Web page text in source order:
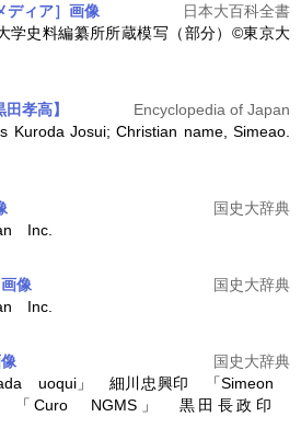
ィア］ 画像
日本大百科全書
史料編纂所所蔵模写（部分）©東京大
孝高】
Encyclopedia of Japan
Kuroda Josui; Christian name, Simeao.
国史大辞典
Inc.
画像
国史大辞典
Inc.
国史大辞典
uoqui」 細川忠興印 「Simeon
「Curo NGMS」 黒田長政印